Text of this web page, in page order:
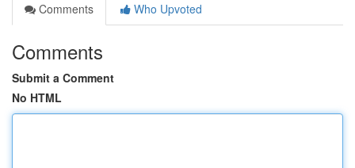
Comments
Who Upvoted
Comments
Submit a Comment
No HTML